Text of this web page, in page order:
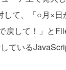
して、「○月×
戻して！」と
ている